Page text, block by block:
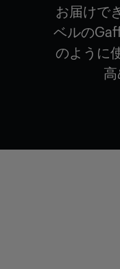
お届けで
ベルの
のように